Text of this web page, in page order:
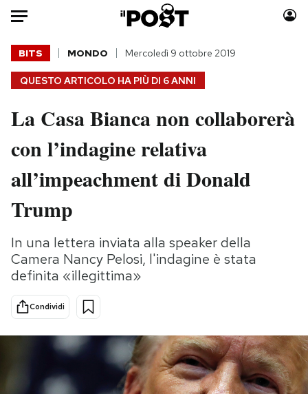
Auto
HOME
Italia
Politica
Tecnologia
Internet
Scienza
Cultura
Economia
Sport
Moda
Consumismi
Storie/Idee
Europa
Altrecose
PODCAST
NEWSLETTER
QUESTO ARTICOLO HA PIÙ DI 6 ANNI
BITS MONDO Mercoledì 9 ottobre 2019
La Casa Bianca non collaborerà
con l’indagine relativa
all’impeachment di Donald
Trump
In una lettera inviata alla speaker della
Camera Nancy Pelosi, l'indagine è stata
definita «illegittima»
Condividi